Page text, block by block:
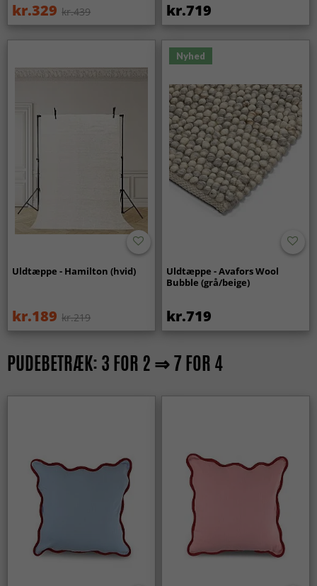
kr.329 kr.439 kr.719
Uldtæppe - Hamilton (hvid)
kr.189 kr.219
Nyhed
Uldtæppe - Avafors Wool
Bubble (grå/beige)
kr.719
PUDEBETRÆK: 3 FOR 2 ⇒ 7 FOR 4